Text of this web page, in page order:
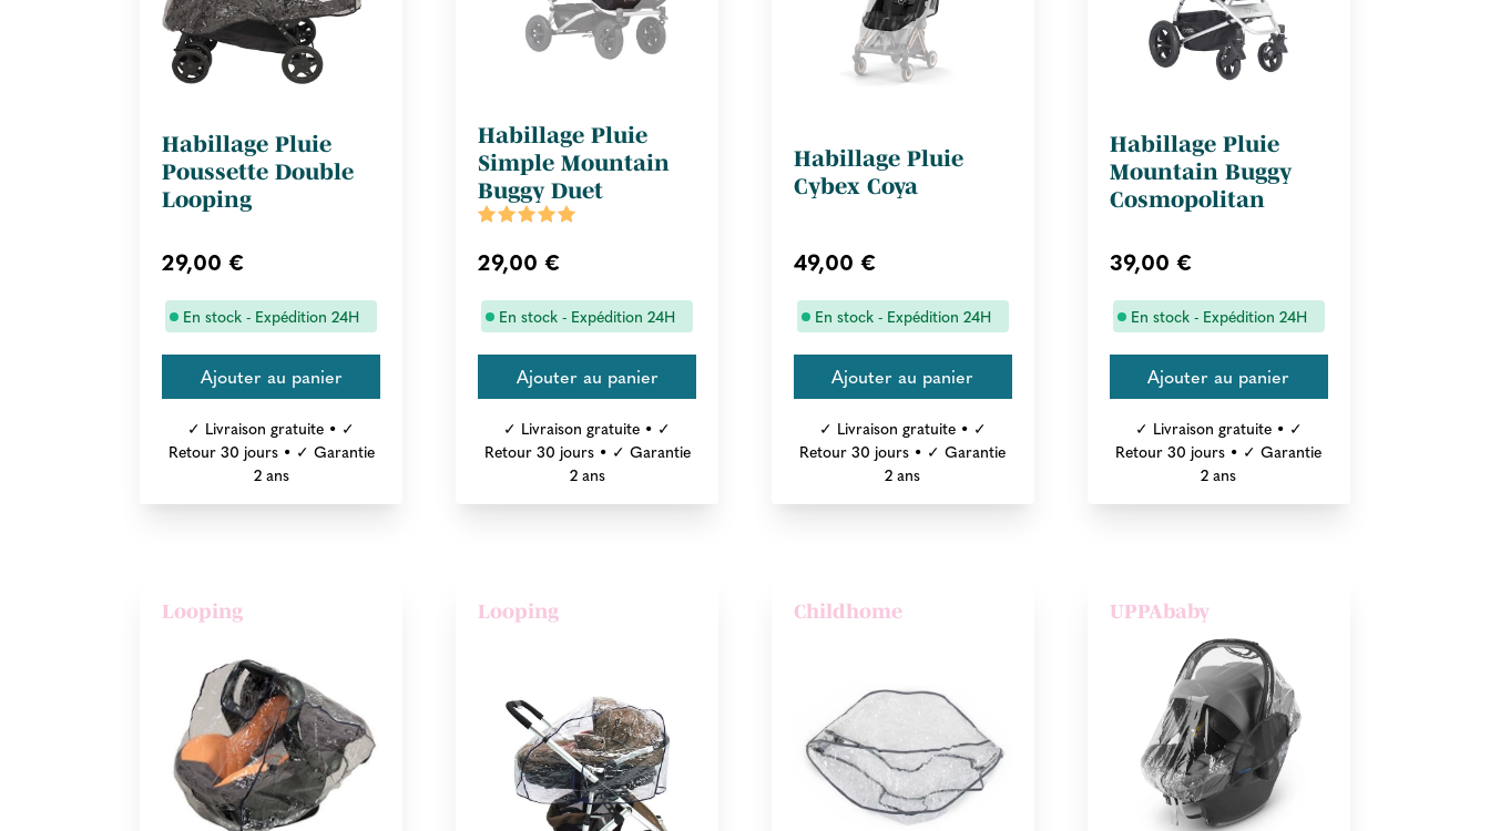
Habillage Pluie
Poussette Double
Looping
29,00 €
En stock - Expédition 24H
✓ Livraison gratuite • ✓
Retour 30 jours • ✓ Garantie
2 ans
Habillage Pluie
Simple Mountain
Buggy Duet
29,00 €
En stock - Expédition 24H
✓ Livraison gratuite • ✓
Retour 30 jours • ✓ Garantie
2 ans
Habillage Pluie
Cybex Coya
49,00 €
En stock - Expédition 24H
✓ Livraison gratuite • ✓
Retour 30 jours • ✓ Garantie
2 ans
Habillage Pluie
Mountain Buggy
Cosmopolitan
39,00 €
En stock - Expédition 24H
✓ Livraison gratuite • ✓
Retour 30 jours • ✓ Garantie
2 ans
Looping Looping Childhome UPPAbaby